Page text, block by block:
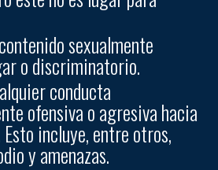
sexualmente
o discriminatorio.
conducta
ofensiva o agresiva hacia
incluye, entre otros,
y amenazas.